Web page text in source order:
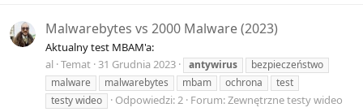
Malwarebytes vs 2000 Malware (2023)
Aktualny test MBAM'a:
al Temat 31 Grudnia 2023 antywirus
bezpieczeństwo
malware
malwarebytes mbam ochrona
test
testy wideo
Odpowiedzi: 2 Forum:Zewnętrzne testy wideo